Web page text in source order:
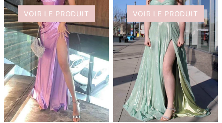
VOIR LE PRODUIT VOIR LE PRODUIT